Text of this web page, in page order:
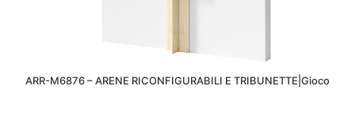
ARR-M6876 – ARENE RICONFIGURABILI E TRIBUNETTE|Gioco